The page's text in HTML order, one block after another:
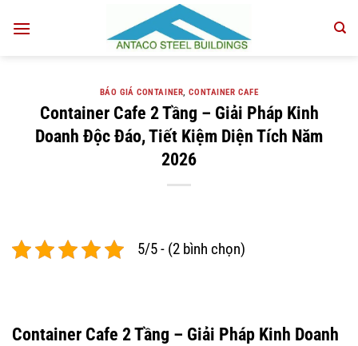
qua
BÁO GIÁ CONTAINER,CONTAINER CAFE
Container Cafe 2 Tầng – Giải Pháp Kinh
Doanh Độc Đáo, Tiết Kiệm Diện Tích Năm
2026
5/5 - (2 bình chọn)
Container Cafe 2 Tầng – Giải Pháp Kinh Doanh